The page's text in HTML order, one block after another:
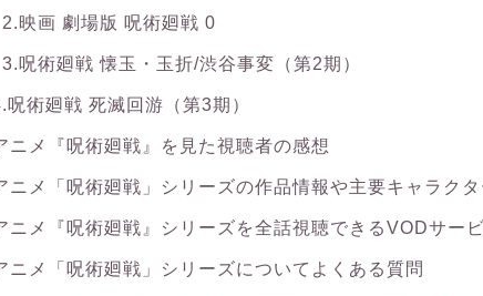
2.映画 劇場版 呪術廻戦 0
3.呪術廻戦 懐玉・玉折/渋谷事変（第2期）
呪術廻戦 死滅回游（第3期）
ニメ『呪術廻戦』を見た視聴者の感想
ニメ「呪術廻戦」シリーズの作品情報や主要キャラク
ニメ『呪術廻戦』シリーズを全話視聴できるVODサー
ニメ「呪術廻戦」シリーズについてよくある質問